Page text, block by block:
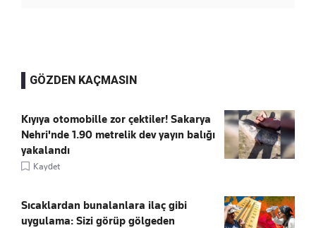
GÖZDEN KAÇMASIN
Kıyıya otomobille zor çektiler! Sakarya
Nehri'nde 1.90 metrelik dev yayın balığı
yakalandı
Kaydet
Sıcaklardan bunalanlara ilaç gibi
uygulama: Sizi görüp gölgeden